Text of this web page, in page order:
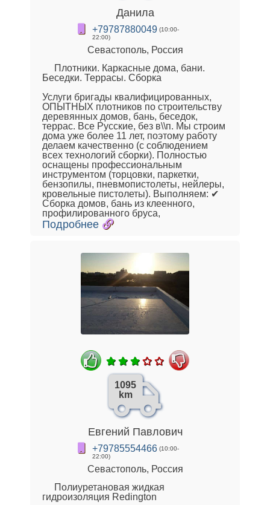
Данила
+79787880049 (10:00-
22:00)
Севастополь, Россия
Плотники. Каркасные дома, бани.
Беседки. Террасы. Сборка
Услуги бригады квалифицированных,
ОПЫТНЫХ плотников по строительству
деревянных домов, бань, беседок,
террас. Все Русские, без в\\п. Мы строим
дома уже более 11 лет, поэтому работу
делаем качественно (с соблюдением
всех технологий сборки). Полностью
оснащены профессиональным
инструментом (торцовки, паркетки,
бензопилы, пневмопистолеты, нейлеры,
кровельные пистолеты). Выполняем: ✔
Сборка домов, бань из клеенного,
профилированного бруса,
Подробнее
1095
km
Евгений Павлович
+79785554466 (10:00-
22:00)
Севастополь, Россия
Полиуретановая жидкая
гидроизоляция Redington